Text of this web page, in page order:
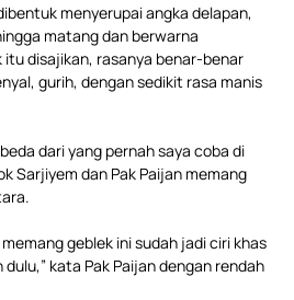
menyerupai angka delapan,
matang dan berwarna
itu disajikan, rasanya benar-benar
gurih, dengan sedikit rasa manis
dari yang pernah saya coba di
Sarjiyem dan Pak Paijan memang
memang geblek ini sudah jadi ciri khas
dulu,” kata Pak Paijan dengan rendah